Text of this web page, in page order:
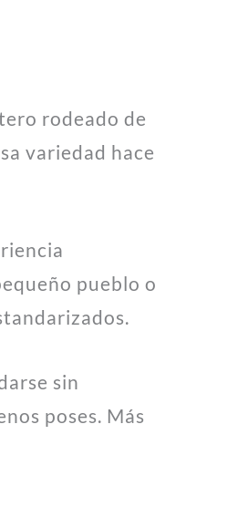
rodeado de
variedad hace
pueblo o
sin
poses. Más